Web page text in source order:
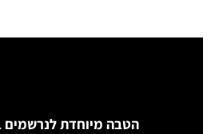
הטבה מיוחדת לנרשמים